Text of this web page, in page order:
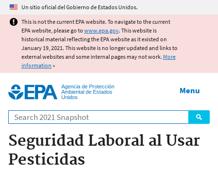
Jump to main content
Un sitio oficial del Gobierno de Estados Unidos.
This is not the current EPA website. To navigate to the current
EPA website, please go to www.epa.gov. This website is
historical material reflecting the EPA website as it existed on
January 19, 2021. This website is no longer updated and links to
external websites and some internal pages may not work. More
information »
Agencia de Protección
Ambiental de Estados
Unidos
Search
Menu
Seguridad Laboral al Usar
Pesticidas